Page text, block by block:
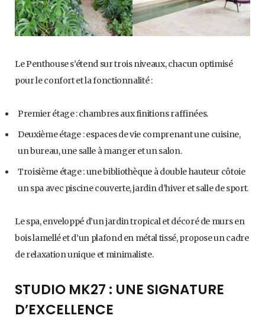
Le Penthouse s’étend sur trois niveaux, chacun optimisé
pour le confort et la fonctionnalité :
Premier étage : chambres aux finitions raffinées.
Deuxième étage : espaces de vie comprenant une cuisine,
un bureau, une salle à manger et un salon.
Troisième étage : une bibliothèque à double hauteur côtoie
un spa avec piscine couverte, jardin d’hiver et salle de sport.
Le spa, enveloppé d’un jardin tropical et décoré de murs en
bois lamellé et d’un plafond en métal tissé, propose un cadre
de relaxation unique et minimaliste.
STUDIO MK27 : UNE SIGNATURE
D’EXCELLENCE